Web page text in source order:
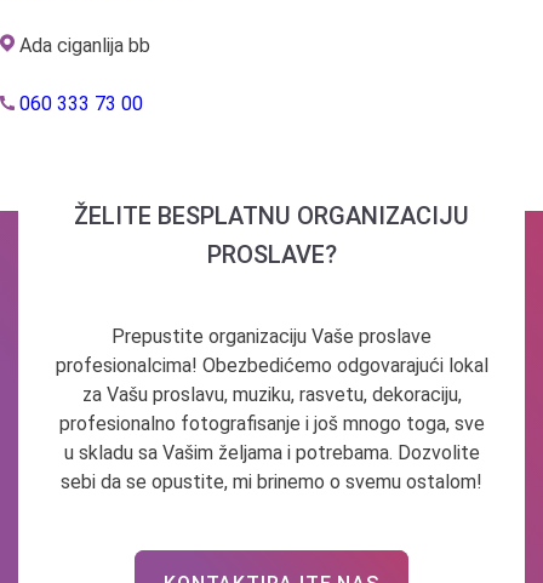
Ada ciganlija bb
060 333 73 00
ŽELITE BESPLATNU ORGANIZACIJU
PROSLAVE?
Prepustite organizaciju Vaše proslave
profesionalcima! Obezbedićemo odgovarajući lokal
za Vašu proslavu, muziku, rasvetu, dekoraciju,
profesionalno fotografisanje i još mnogo toga, sve
u skladu sa Vašim željama i potrebama. Dozvolite
sebi da se opustite, mi brinemo o svemu ostalom!